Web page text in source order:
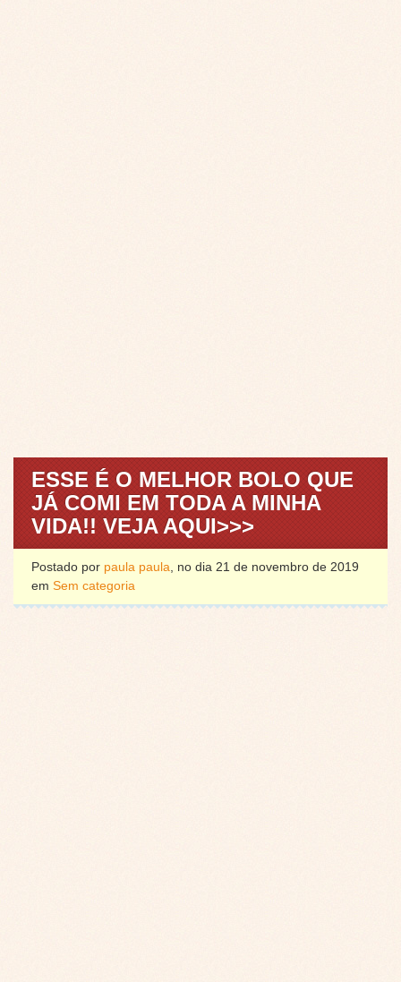
ESSE É O MELHOR BOLO QUE
JÁ COMI EM TODA A MINHA
VIDA!! VEJA AQUI>>>
Postado por paula paula, no dia 21 de novembro de 2019
em Sem categoria